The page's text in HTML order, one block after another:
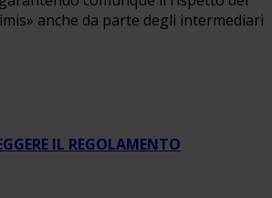
anche da parte degli intermediari
IL REGOLAMENTO